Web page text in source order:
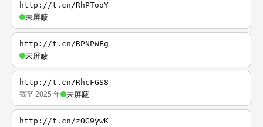
http://t.cn/RhPTooY
未屏蔽
http://t.cn/RPNPWFg
未屏蔽
http://t.cn/RhcFGS8
截至 2025 年 未屏蔽
http://t.cn/zOG9ywK